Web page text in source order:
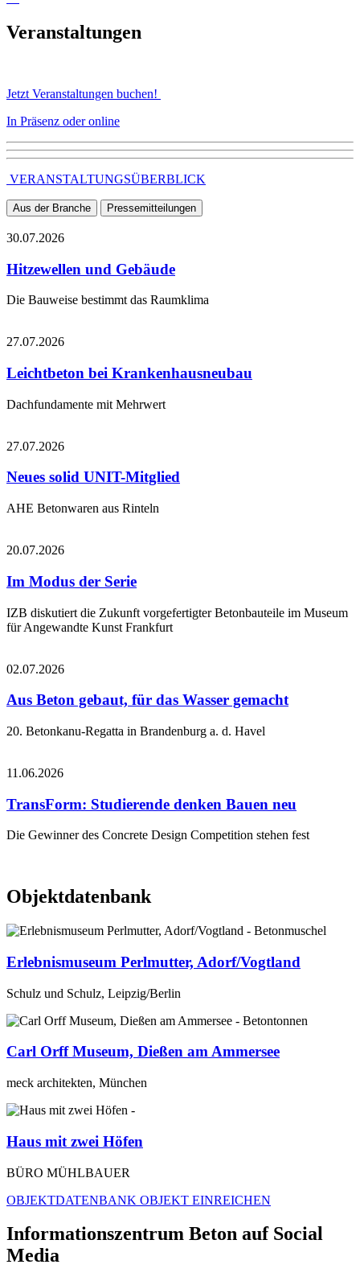
Veranstaltungen
Jetzt Veranstaltungen buchen!
In Präsenz oder online
VERANSTALTUNGSÜBERBLICK
Aus der Branche Pressemitteilungen
30.07.2026
Hitzewellen und Gebäude
Die Bauweise bestimmt das Raumklima
27.07.2026
Leichtbeton bei Krankenhausneubau
Dachfundamente mit Mehrwert
27.07.2026
Neues solid UNIT-Mitglied
AHE Betonwaren aus Rinteln
20.07.2026
Im Modus der Serie
IZB diskutiert die Zukunft vorgefertigter Betonbauteile im Museum
für Angewandte Kunst Frankfurt
02.07.2026
Aus Beton gebaut, für das Wasser gemacht
20. Betonkanu-Regatta in Brandenburg a. d. Havel
11.06.2026
TransForm: Studierende denken Bauen neu
Die Gewinner des Concrete Design Competition stehen fest
Objektdatenbank
Erlebnismuseum Perlmutter, Adorf/Vogtland
Schulz und Schulz, Leipzig/Berlin
Carl Orff Museum, Dießen am Ammersee
meck architekten, München
Haus mit zwei Höfen
BÜRO MÜHLBAUER
OBJEKTDATENBANK OBJEKT EINREICHEN
Informationszentrum Beton auf Social
Media